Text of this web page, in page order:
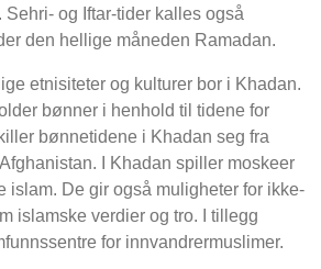
Sehri- og Iftar-tider kalles også
den hellige måneden Ramadan.
etnisiteter og kulturer bor i Khadan.
bønner i henhold til tidene for
bønnetidene i Khadan seg fra
I Khadan spiller moskeer
islam. De gir også muligheter for ikke-
islamske verdier og tro. I tillegg
for innvandrermuslimer.